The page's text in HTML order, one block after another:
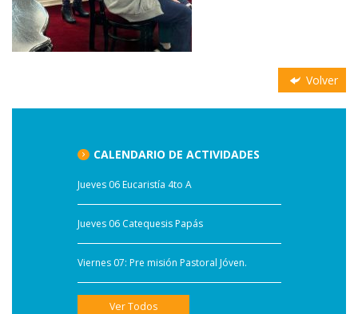
Volver
CALENDARIO DE ACTIVIDADES
Jueves 06 Eucaristía 4to A
Jueves 06 Catequesis Papás
Viernes 07: Pre misión Pastoral Jóven.
Ver Todos